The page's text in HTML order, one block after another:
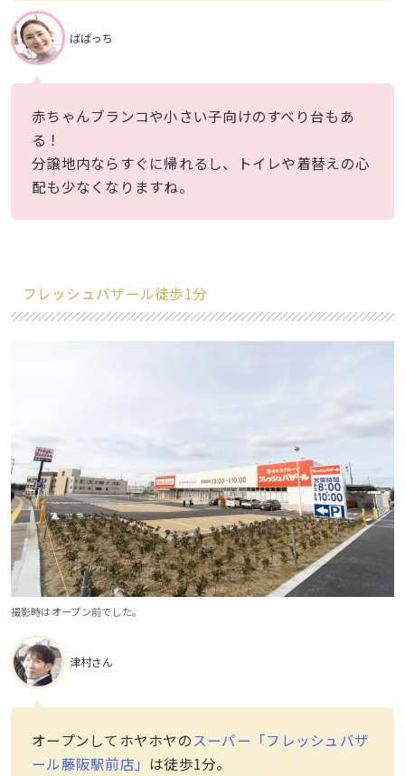
ばばっち
赤ちゃんブランコや小さい子向けのすべり台もあ
る！
分譲地内ならすぐに帰れるし、トイレや着替えの心
配も少なくなりますね。
フレッシュバザール徒歩1分
撮影時はオープン前でした。
津村さん
オープンしてホヤホヤのスーパー「フレッシュバザ
ール藤阪駅前店」 は徒歩1分。